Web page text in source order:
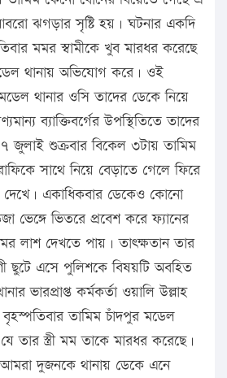
ঝগড়ার সৃষ্টি হয়। ঘটনার একদি
মমর স্বামীকে খুব মারধর করেছে
থানায় অভিযোগ করে। ওই
থানার ওসি তাদের ডেকে নিয়ে
ব্যাক্তিবর্গের উপস্থিতিতে তাদের
জুলাই শুক্রবার বিকেল ৩টায় তামিম
সাথে নিয়ে বেড়াতে গেলে ফিরে
একাধিকবার ডেকেও কোনো
ভেঙ্গে ভিতরে প্রবেশ করে ফ্যানের
লাশ দেখতে পায়। তাৎক্ষতান তার
ছুটে এসে পুলিশকে বিষয়টি অবহিত
ভারপ্রাপ্ত কর্মকর্তা ওয়ালি উল্লাহ
তামিম চাঁদপুর মডেল
তার স্ত্রী মম তাকে মারধর করেছে।
দুজনকে থানায় ডেকে এনে